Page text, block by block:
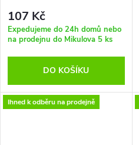
107 Kč
Expedujeme do 24h domů nebo
na prodejnu do Mikulova 5 ks
DO KOŠÍKU
Ihned k odběru na prodejně